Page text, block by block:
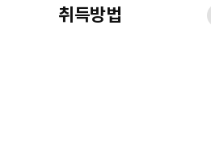
취득방법